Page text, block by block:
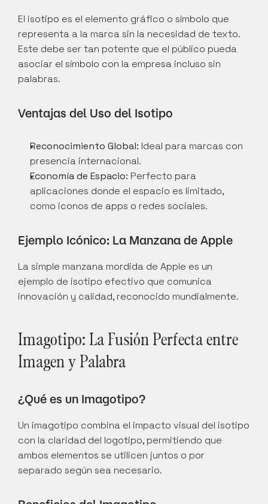
El isotipo es el elemento gráfico o símbolo que
representa a la marca sin la necesidad de texto.
Este debe ser tan potente que el público pueda
asociar el símbolo con la empresa incluso sin
palabras.
Ventajas del Uso del Isotipo
Reconocimiento Global: Ideal para marcas con
presencia internacional.
Economía de Espacio: Perfecto para
aplicaciones donde el espacio es limitado,
como iconos de apps o redes sociales.
Ejemplo Icónico: La Manzana de Apple
La simple manzana mordida de Apple es un
ejemplo de isotipo efectivo que comunica
innovación y calidad, reconocido mundialmente.
Imagotipo: La Fusión Perfecta entre
Imagen y Palabra
¿Qué es un Imagotipo?
Un imagotipo combina el impacto visual del isotipo
con la claridad del logotipo, permitiendo que
ambos elementos se utilicen juntos o por
separado según sea necesario.